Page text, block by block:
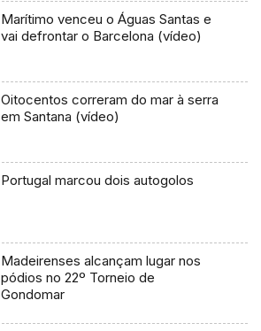
Marítimo venceu o Águas Santas e
vai defrontar o Barcelona (vídeo)
Oitocentos correram do mar à serra
em Santana (vídeo)
Portugal marcou dois autogolos
Madeirenses alcançam lugar nos
pódios no 22º Torneio de
Gondomar